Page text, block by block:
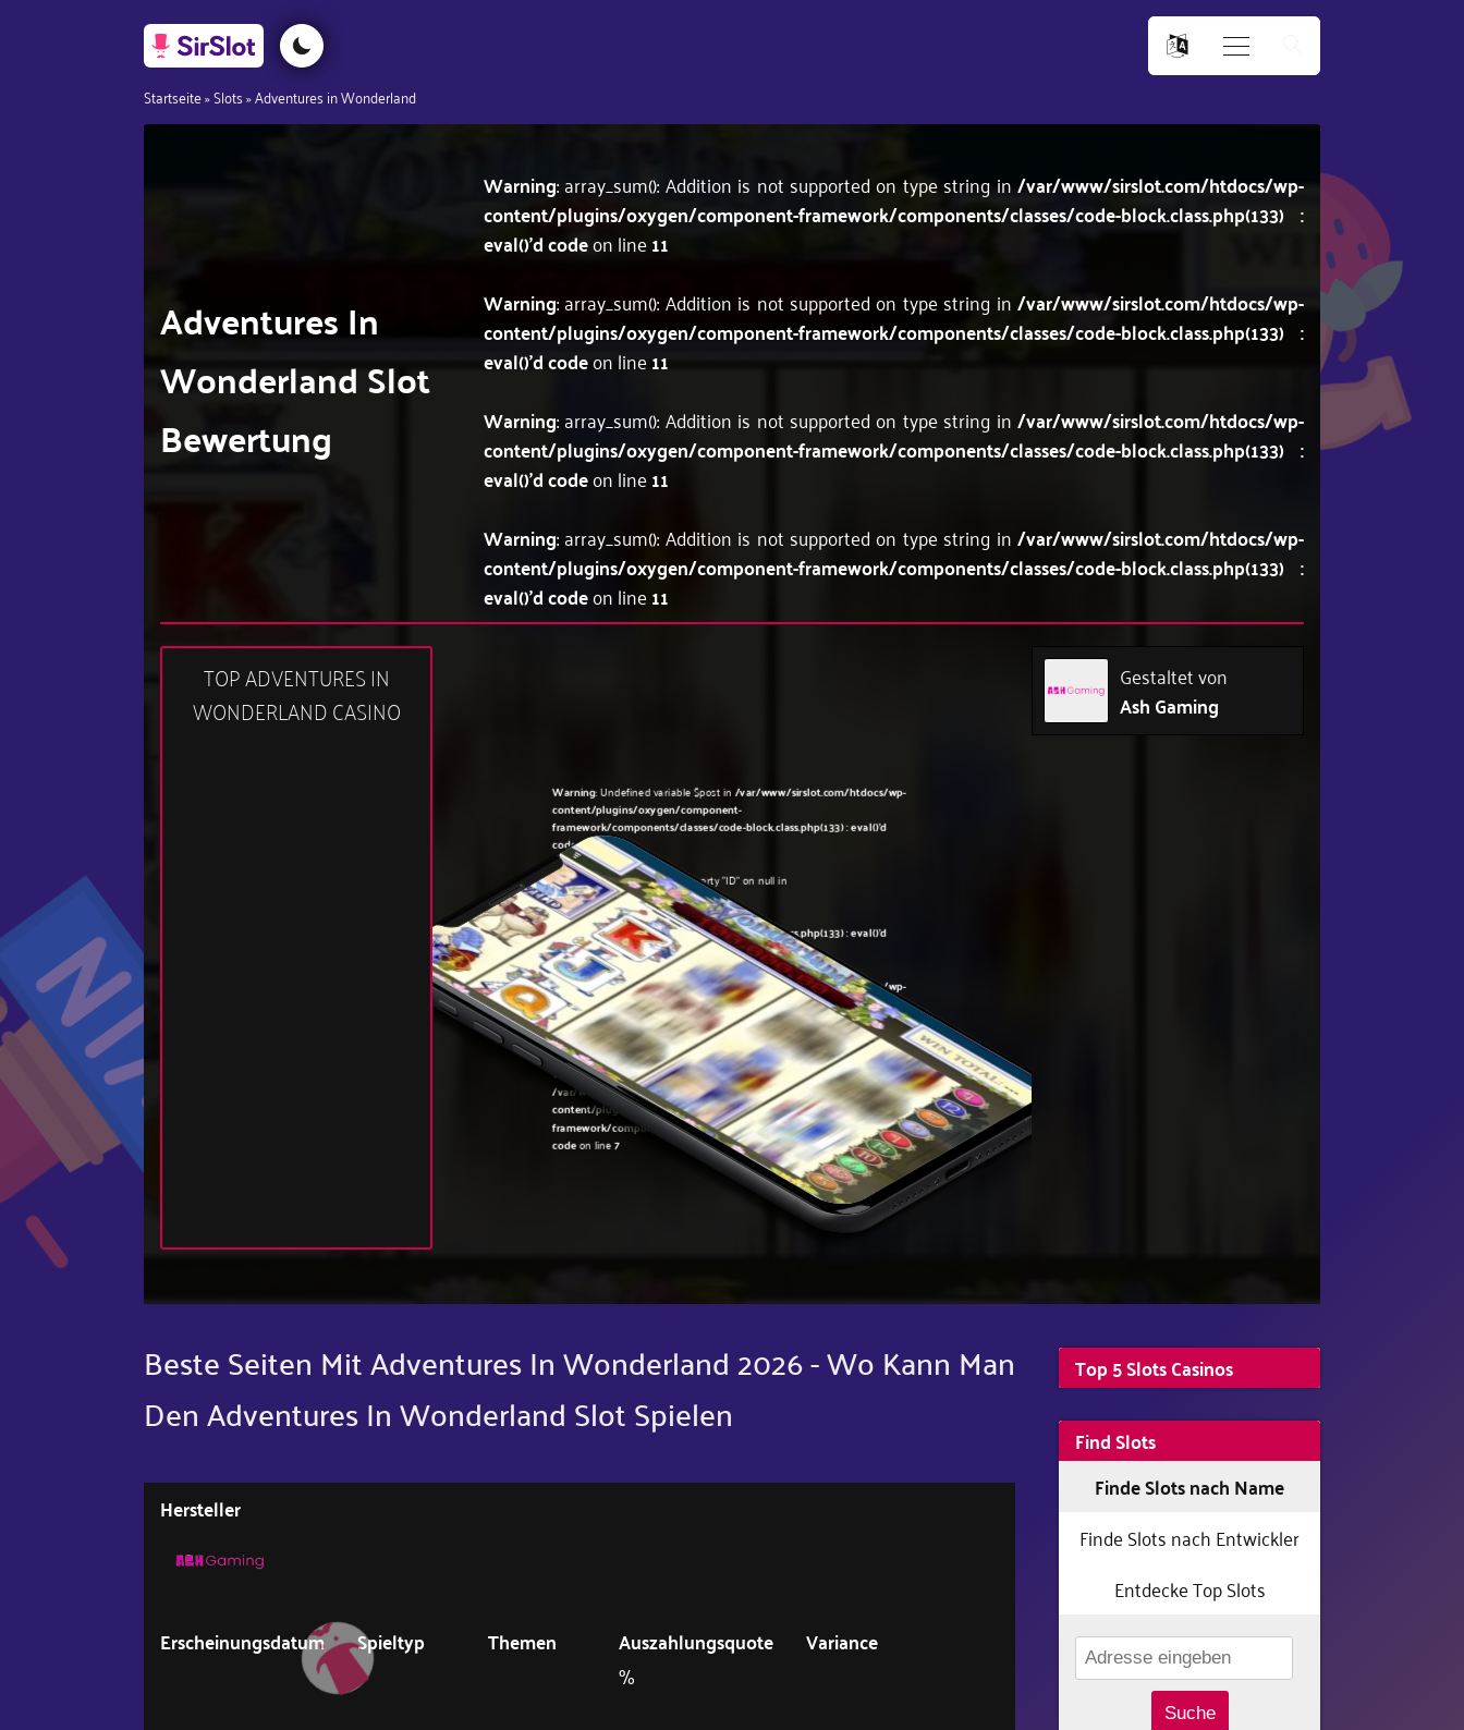
Startseite»Slots»Adventures in Wonderland
Adventures In
Wonderland Slot
Bewertung
Warning: array_sum(): Addition is not supported on type string in/var/www/sirslot.com/htdocs/wp-
content/plugins/oxygen/component-framework/components/classes/code-block.class.php(133) :
eval()'d codeon line11
Warning: array_sum(): Addition is not supported on type string in/var/www/sirslot.com/htdocs/wp-
content/plugins/oxygen/component-framework/components/classes/code-block.class.php(133) :
eval()'d codeon line11
Warning: array_sum(): Addition is not supported on type string in/var/www/sirslot.com/htdocs/wp-
content/plugins/oxygen/component-framework/components/classes/code-block.class.php(133) :
eval()'d codeon line11
Warning: array_sum(): Addition is not supported on type string in/var/www/sirslot.com/htdocs/wp-
content/plugins/oxygen/component-framework/components/classes/code-block.class.php(133) :
eval()'d codeon line11
TOP ADVENTURES IN
WONDERLAND CASINO
Warning: Undefined variable $post in/var/www/sirslot.com/htdocs/wp-
content/plugins/oxygen/component-
framework/components/classes/code-block.class.php(133) : eval()'d
codeon line5
Warning: Attempt to read property "ID" on null in
/var/www/sirslot.com/htdocs/wp-
content/plugins/oxygen/component-
framework/components/classes/code-block.class.php(133) : eval()'d
codeon line5
Warning: Undefined variable $post in/var/www/sirslot.com/htdocs/wp-
content/plugins/oxygen/component-
framework/components/classes/code-block.class.php(133) : eval()'d
codeon line 7
Warning: Attempt to read property "ID" on null in
/var/www/sirslot.com/htdocs/wp-
content/plugins/oxygen/component-
framework/components/classes/code-block.class.php(133) : eval()'d
codeon line7
02:36 pm
Gestaltet von
Ash Gaming
Beste Seiten Mit Adventures In Wonderland 2026 - Wo Kann Man
Den Adventures In Wonderland Slot Spielen
Hersteller
Erscheinungsdatum Spieltyp Themen
Auszahlungsquote
%
Variance
Top 5 Slots Casinos
Find Slots
Finde Slots nach Name
Finde Slots nach Entwickler
Entdecke Top Slots
Suche